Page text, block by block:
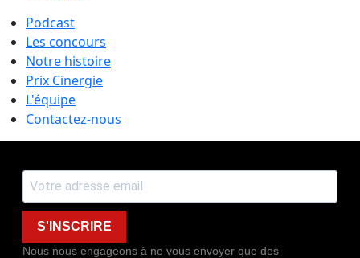
Podcast
Les concours
Notre histoire
Prix Cinergie
L'équipe
Contactez-nous
S'INSCRIRE
Nous nous engageons à ne vous envoyer que des